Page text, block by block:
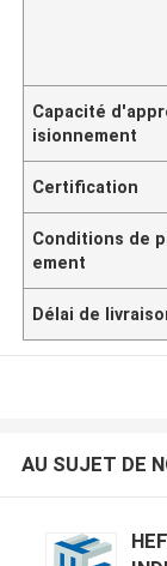
Capacité
isionnement
Certification
Conditions de
ement
Délai de
AU SUJET DE